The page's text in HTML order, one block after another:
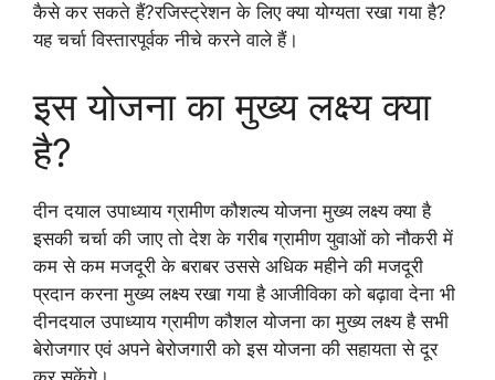
कैसे कर सकते हैं?रजिस्ट्रेशन के लिए क्या योग्यता रखा गया है?
यह चर्चा विस्तारपूर्वक नीचे करने वाले हैं।
इस योजना का मुख्य लक्ष्य क्या
है?
दीन दयाल उपाध्याय ग्रामीण कौशल्य योजना मुख्य लक्ष्य क्या है
इसकी चर्चा की जाए तो देश के गरीब ग्रामीण युवाओं को नौकरी में
कम से कम मजदूरी के बराबर उससे अधिक महीने की मजदूरी
प्रदान करना मुख्य लक्ष्य रखा गया है आजीविका को बढ़ावा देना भी
दीनदयाल उपाध्याय ग्रामीण कौशल योजना का मुख्य लक्ष्य है सभी
बेरोजगार एवं अपने बेरोजगारी को इस योजना की सहायता से दूर